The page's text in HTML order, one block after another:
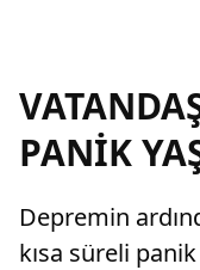
PANİK
Depremin
kısa süreli